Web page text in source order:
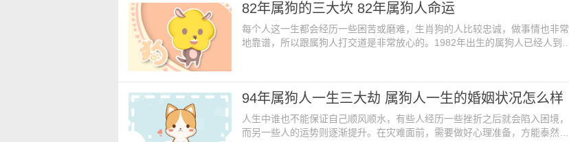
彻底的发展，无论在职场上还是生活中，人际关系的最特别和
82年属狗的三大坎 82年属狗人命运
每个人这一生都会经历一些困苦或磨难，生肖狗的人比较忠诚，做事情也非常
地靠谱，所以跟属狗人打交道是非常放心的。1982年出生的属狗人已经人到中
情感方面。由于早期生活条件差，养狗人很早就会把生活的
94年属狗人一生三大劫 属狗人一生的婚姻状况怎么样
人生中谁也不能保证自己顺风顺水，有些人经历一些挫折之后就会陷入困境，
而另一些人的运势则逐渐提升。在灾难面前，需要做好心理准备，方能泰然处